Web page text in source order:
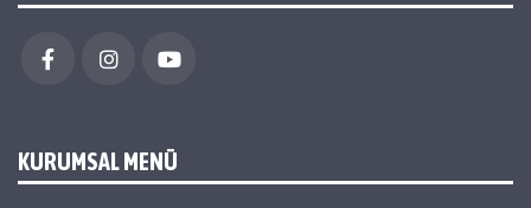
KURUMSAL MENÜ